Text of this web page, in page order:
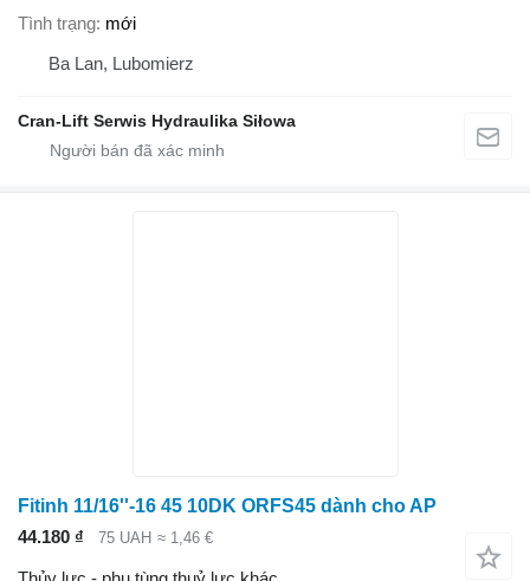
Tình trạng mới
Ba Lan, Lubomierz
Cran-Lift Serwis Hydraulika Siłowa
Fitinh 11/16''-16 45 10DK ORFS45 dành cho AP
44.180 ₫
75 UAH ≈ 1,46 €